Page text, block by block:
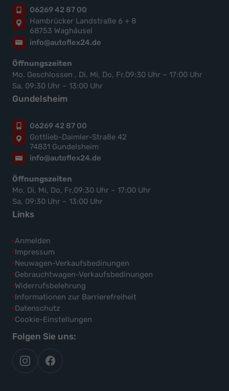
06269 42 87 00
Hambrücker Landstraße 6 + 8
68753 Waghäusel
info@autoflex24.de
Öffnungszeiten
Mo. Geschlossen , Di, Mi, Do, Fr,09:30 Uhr – 17:00 Uhr
Sa, 09:30 Uhr – 13:00 Uhr
Gundelsheim
06269 42 87 00
Gottlieb-Daimler-Straße 42
74831 Gundelsheim
info@autoflex24.de
Öffnungszeiten
Mo, Di, Mi, Do, Fr,09:30 Uhr – 17:00 Uhr
Sa, 09:30 Uhr – 13:00 Uhr
Links
Anmelden
Impressum
Neuwagen-Verkaufsbedinungen
Gebrauchtwagen-Verkaufsbedinungen
Widerrufsbelehrung
Informationen zur Barrierefreiheit
Datenschutz
Cookie-Einstellungen
Folgen Sie uns:
autoflex
auf
autoflex24
auf